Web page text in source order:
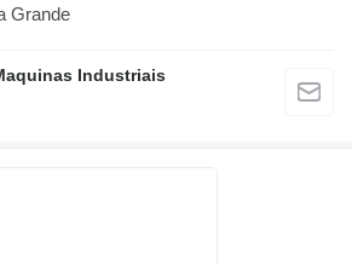
Grande
Industriais